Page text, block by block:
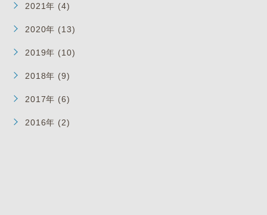
2021年 (4)
2020年 (13)
2019年 (10)
2018年 (9)
2017年 (6)
2016年 (2)